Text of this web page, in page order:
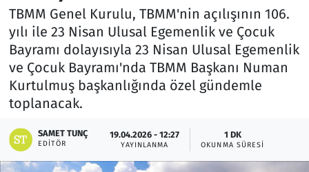
TBMM Genel Kurulu, TBMM'nin açılışının 106.
yılı ile 23 Nisan Ulusal Egemenlik ve Çocuk
Bayramı dolayısıyla 23 Nisan Ulusal Egemenlik
ve Çocuk Bayramı'nda TBMM Başkanı Numan
Kurtulmuş başkanlığında özel gündemle
toplanacak.
SAMET TUNÇ
EDITÖR
19.04.2026 - 12:27
YAYINLANMA
1 DK
OKUNMA SÜRESI
Kurumsal Haberler
Lezzet Durağı
Memur ve Kamu